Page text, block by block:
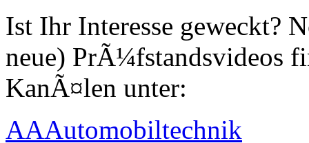
Ist Ihr Interesse geweckt?
neue) PrÃ¼fstandsvideos
KanÃ¤len unter:
AAAutomobiltechnik